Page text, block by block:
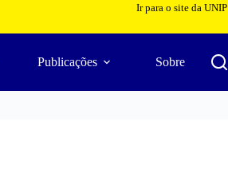
Ir para o site da UNIP
Publicações Sobre